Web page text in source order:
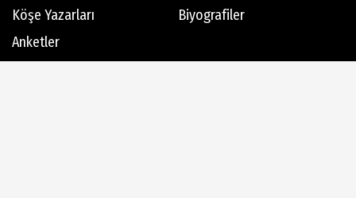
Köşe Yazarları
Biyografiler
Anketler